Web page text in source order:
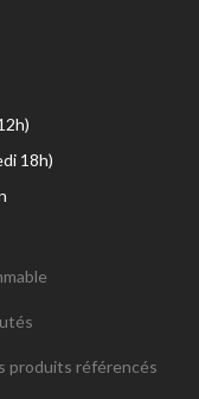
18h)
produits référencés